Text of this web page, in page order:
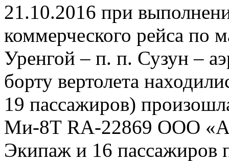
21.10.2016 при
коммерческого рейса по
Уренгой – п. п. Сузун –
борту вертолета
19 пассажиров)
Ми-8Т RA-22869 ООО
Экипаж и 16 пассажиров